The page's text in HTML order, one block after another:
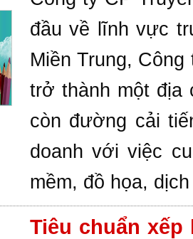
đầu về lĩnh vực
Miền Trung,
trở thành một địa
còn đường cải
doanh với việc
mềm, đồ họa,
Tiêu chuẩn